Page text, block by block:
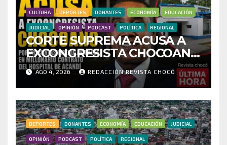
CULTURA DEPORTES DONANTES ECONOMÍA EDUCACIÓN
JUDICIAL OPINIÓN PODCAST POLÍTICA REGIONAL
CORTE SUPREMA ACUSA A
EXCONGRESISTA CHOCOANO
POR PRESUNTAS
IRREGULARIDADES EN
MILLONARIO CONTRATO
DEL HOSPITAL DE ACANDÍ
AGO 4, 2026 REDACCIÓN REVISTA CHOCÓ
DEPORTES DONANTES ECONOMÍA EDUCACIÓN JUDICIAL
OPINIÓN PODCAST POLÍTICA REGIONAL